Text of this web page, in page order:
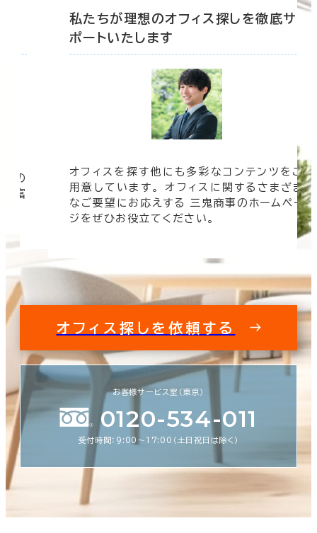
の
豊富
私たちが理想のオフィス探しを徹底サ
ポートいたします
オフィスを探す他にも多彩なコンテンツをご
用意しています。 オフィスに関するさまざま
なご要望にお応えする 三鬼商事のホームペー
ジをぜひお役立てください。
オフィス探しを依頼する
お客様サービス室（東京）
0120-534-011
受付時間：9:00〜17:00（土日祝日は除く）